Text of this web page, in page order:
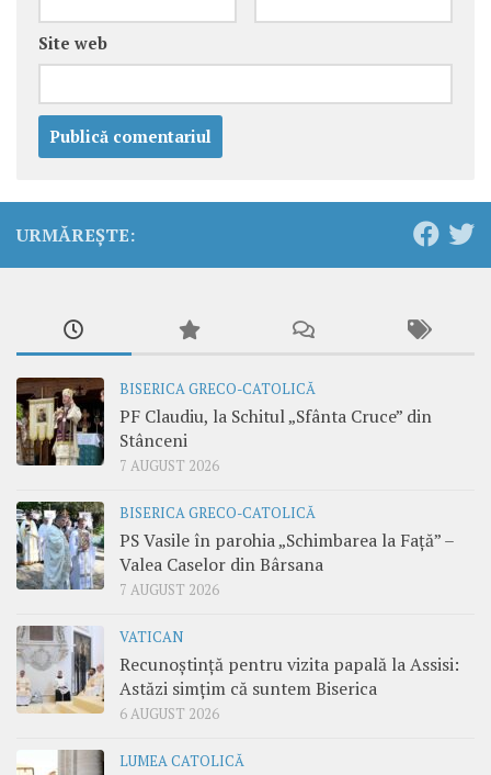
Site web
URMĂREȘTE:
BISERICA GRECO-CATOLICĂ
PF Claudiu, la Schitul „Sfânta Cruce” din
Stânceni
7 AUGUST 2026
BISERICA GRECO-CATOLICĂ
PS Vasile în parohia „Schimbarea la Față” –
Valea Caselor din Bârsana
7 AUGUST 2026
VATICAN
Recunoștință pentru vizita papală la Assisi:
Astăzi simțim că suntem Biserica
6 AUGUST 2026
LUMEA CATOLICĂ